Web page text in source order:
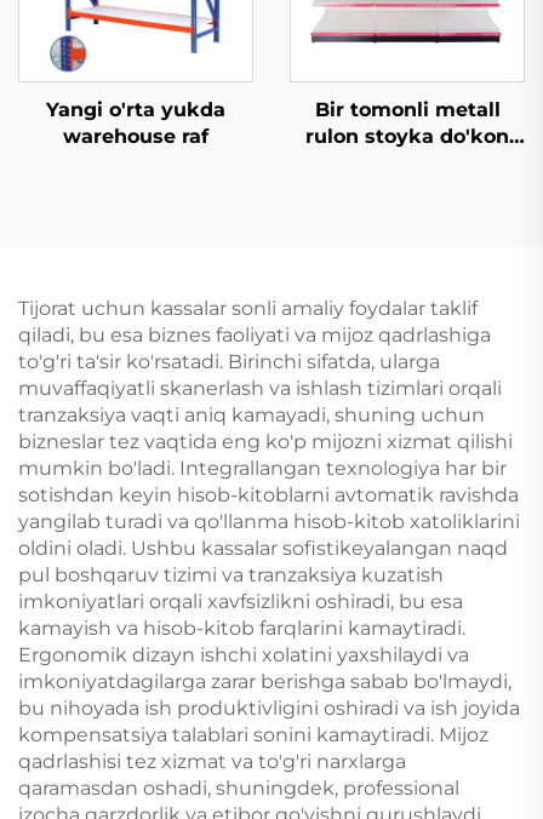
Yangi o'rta yukda
warehouse raf
Bir tomonli metall
rulon stoyka do'kon
Tijorat uchun kassalar sonli amaliy foydalar taklif
qiladi, bu esa biznes faoliyati va mijoz qadrlashiga
to'g'ri ta'sir ko'rsatadi. Birinchi sifatda, ularga
muvaffaqiyatli skanerlash va ishlash tizimlari orqali
tranzaksiya vaqti aniq kamayadi, shuning uchun
bizneslar tez vaqtida eng ko'p mijozni xizmat qilishi
mumkin bo'ladi. Integrallangan texnologiya har bir
sotishdan keyin hisob-kitoblarni avtomatik ravishda
yangilab turadi va qo'llanma hisob-kitob xatoliklarini
oldini oladi. Ushbu kassalar sofistikeyalangan naqd
pul boshqaruv tizimi va tranzaksiya kuzatish
imkoniyatlari orqali xavfsizlikni oshiradi, bu esa
kamayish va hisob-kitob farqlarini kamaytiradi.
Ergonomik dizayn ishchi xolatini yaxshilaydi va
imkoniyatdagilarga zarar berishga sabab bo'lmaydi,
bu nihoyada ish produktivligini oshiradi va ish joyida
kompensatsiya talablari sonini kamaytiradi. Mijoz
qadrlashisi tez xizmat va to'g'ri narxlarga
qaramasdan oshadi, shuningdek, professional